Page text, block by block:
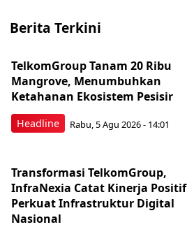
Berita Terkini
Headline
TelkomGroup Tanam 20 Ribu
Mangrove, Menumbuhkan
Ketahanan Ekosistem Pesisir
Rabu, 5 Agu 2026 - 14:01
Transformasi TelkomGroup,
InfraNexia Catat Kinerja Positif
Perkuat Infrastruktur Digital
Nasional